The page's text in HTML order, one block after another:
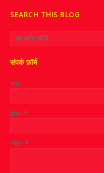
SEARCH THIS BLOG
संपर्क फ़ॉर्म
नाम
ईमेल*
संदेश *